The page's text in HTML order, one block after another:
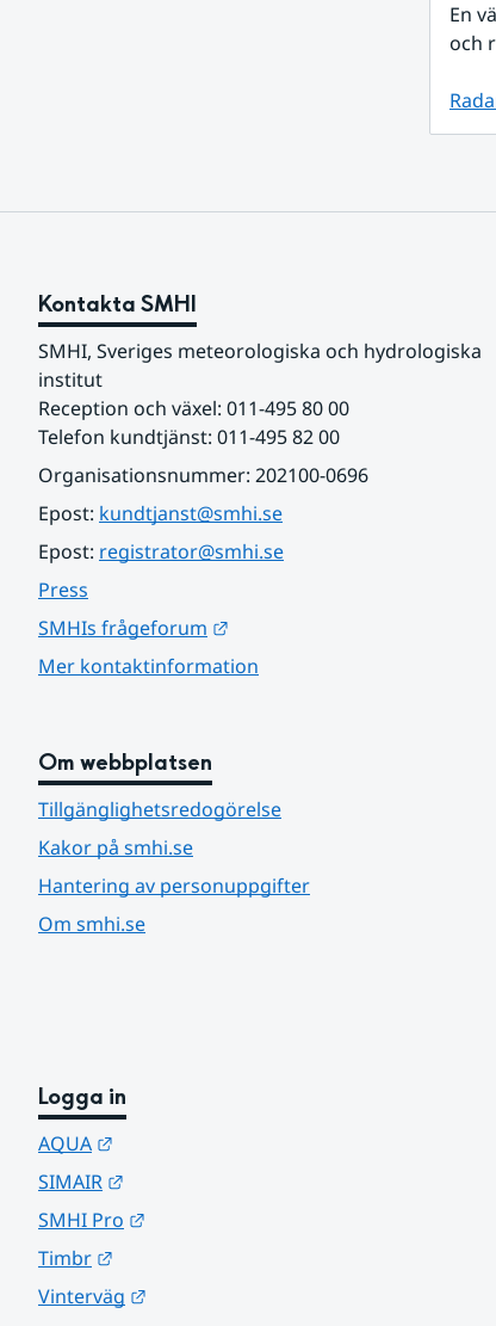
En
och
Kontakta SMHI
SMHI, Sveriges meteorologiska och hydrologiska
institut
Reception och växel: 011-495 80 00
Telefon kundtjänst: 011-495 82 00
Organisationsnummer: 202100-0696
Epost: kundtjanst@smhi.se
Epost: registrator@smhi.se
Press
SMHIs frågeforum
Mer kontaktinformation
Om webbplatsen
Tillgänglighetsredogörelse
Kakor på smhi.se
Hantering av personuppgifter
Om smhi.se
Logga in
AQUA
SIMAIR
SMHI Pro
Timbr
Vinterväg